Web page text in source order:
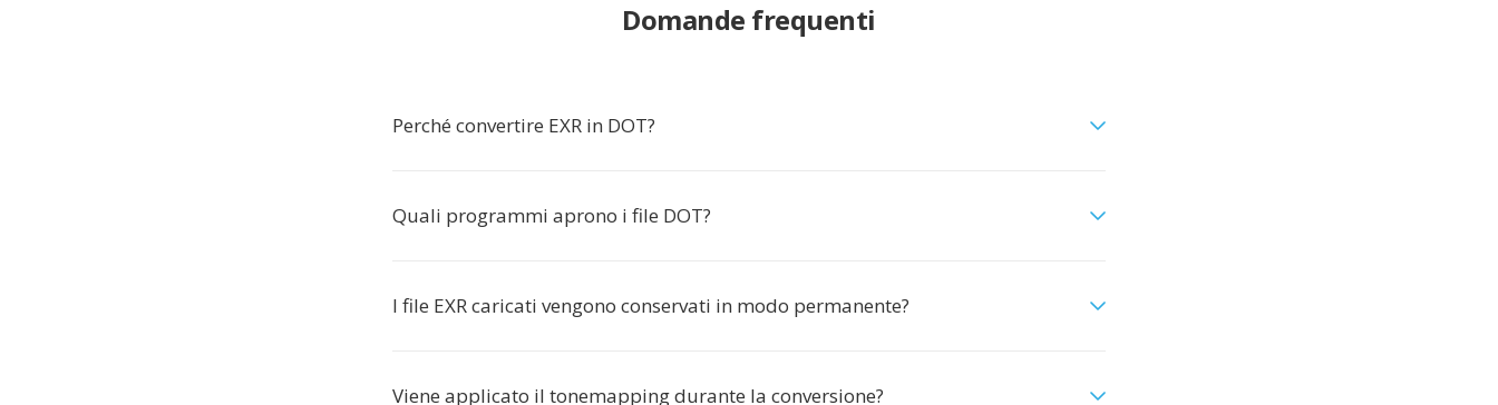
Domande frequenti
Perché convertire EXR in DOT?
Quali programmi aprono i file DOT?
I file EXR caricati vengono conservati in modo permanente?
Viene applicato il tonemapping durante la conversione?